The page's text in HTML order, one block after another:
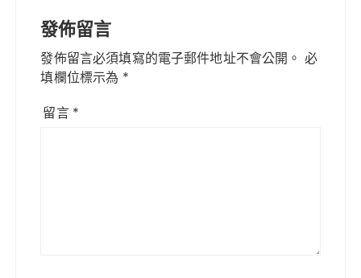
發佈留言
發佈留言必須填寫的電子郵件地址不會公開。 必
填欄位標示為 *
留言 *